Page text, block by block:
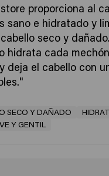
proporciona al
sano e hidratado y
seco y
hidrata cada
deja el cabello con
SECO Y DAÑADO
Y GENTIL